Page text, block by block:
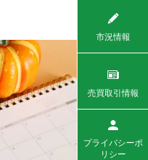
市況情報
売買取引情報
プライバシーポ
リシー